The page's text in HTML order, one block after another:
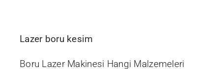
Lazer boru kesim
Boru Lazer Makinesi Hangi Malzemeleri